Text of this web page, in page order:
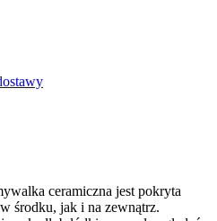
ceramiczna jest pokryta
środku, jak i na zewnątrz.